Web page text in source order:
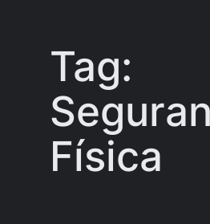
conteúdo
Tag:
Física